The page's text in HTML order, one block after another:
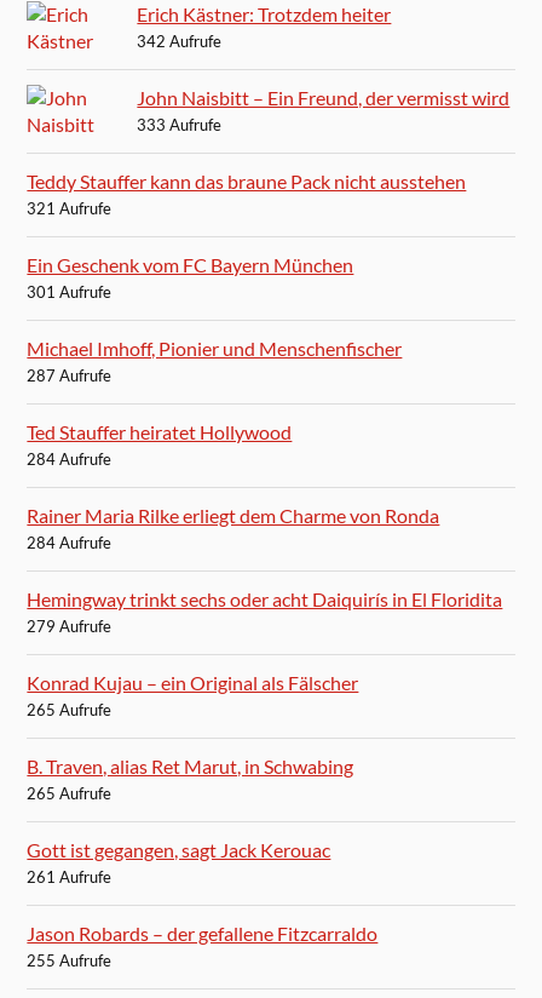
Erich Kästner: Trotzdem heiter
342 Aufrufe
John Naisbitt – Ein Freund, der vermisst wird
333 Aufrufe
Teddy Stauffer kann das braune Pack nicht ausstehen
321 Aufrufe
Ein Geschenk vom FC Bayern München
301 Aufrufe
Michael Imhoff, Pionier und Menschenfischer
287 Aufrufe
Ted Stauffer heiratet Hollywood
284 Aufrufe
Rainer Maria Rilke erliegt dem Charme von Ronda
284 Aufrufe
Hemingway trinkt sechs oder acht Daiquirís in El Floridita
279 Aufrufe
Konrad Kujau – ein Original als Fälscher
265 Aufrufe
B. Traven, alias Ret Marut, in Schwabing
265 Aufrufe
Gott ist gegangen, sagt Jack Kerouac
261 Aufrufe
Jason Robards – der gefallene Fitzcarraldo
255 Aufrufe